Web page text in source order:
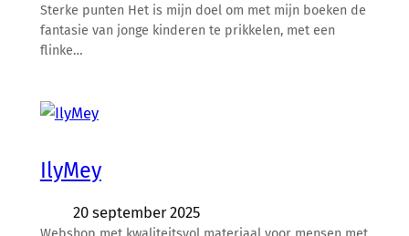
Sterke punten Het is mijn doel om met mijn boeken de
fantasie van jonge kinderen te prikkelen, met een
flinke…
IlyMey
20 september 2025